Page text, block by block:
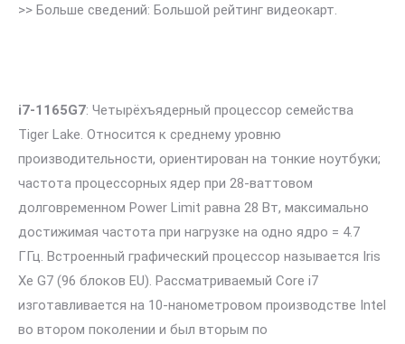
>> Больше сведений: Большой рейтинг видеокарт.
i7-1165G7: Четырёхъядерный процессор семейства
Tiger Lake. Относится к среднему уровню
производительности, ориентирован на тонкие ноутбуки;
частота процессорных ядер при 28-ваттовом
долговременном Power Limit равна 28 Вт, максимально
достижимая частота при нагрузке на одно ядро = 4.7
ГГц. Встроенный графический процессор называется Iris
Xe G7 (96 блоков EU). Рассматриваемый Core i7
изготавливается на 10-нанометровом производстве Intel
во втором поколении и был вторым по